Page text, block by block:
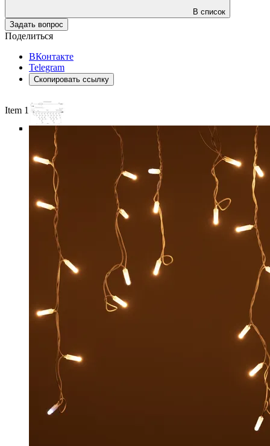
В список
Задать вопрос
Поделиться
ВКонтакте
Telegram
Скопировать ссылку
Item 1 of 6